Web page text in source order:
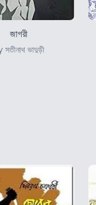
জাগরী
সতীনাথ ভাদুড়ী